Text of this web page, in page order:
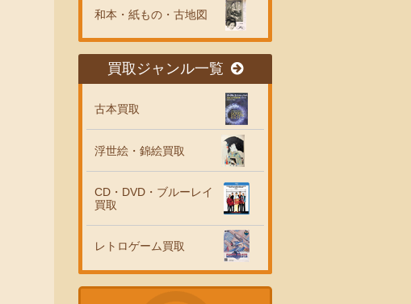
和本・紙もの・古地図
買取ジャンル一覧
古本買取
浮世絵・錦絵買取
CD・DVD・ブルーレイ
買取
レトロゲーム買取